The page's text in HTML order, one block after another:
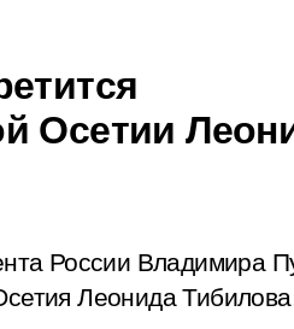
Осетии
России Владимира
Леонида